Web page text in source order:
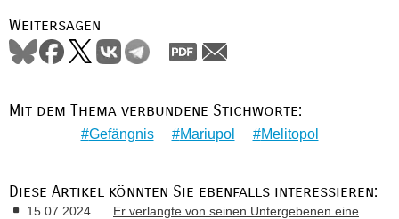
Weitersagen
Mit dem Thema verbundene Stichworte:
Gefängnis Mariupol Melitopol
Diese Artikel könnten Sie ebenfalls interessieren:
15.07.2024
Er verlangte von seinen Untergebenen eine